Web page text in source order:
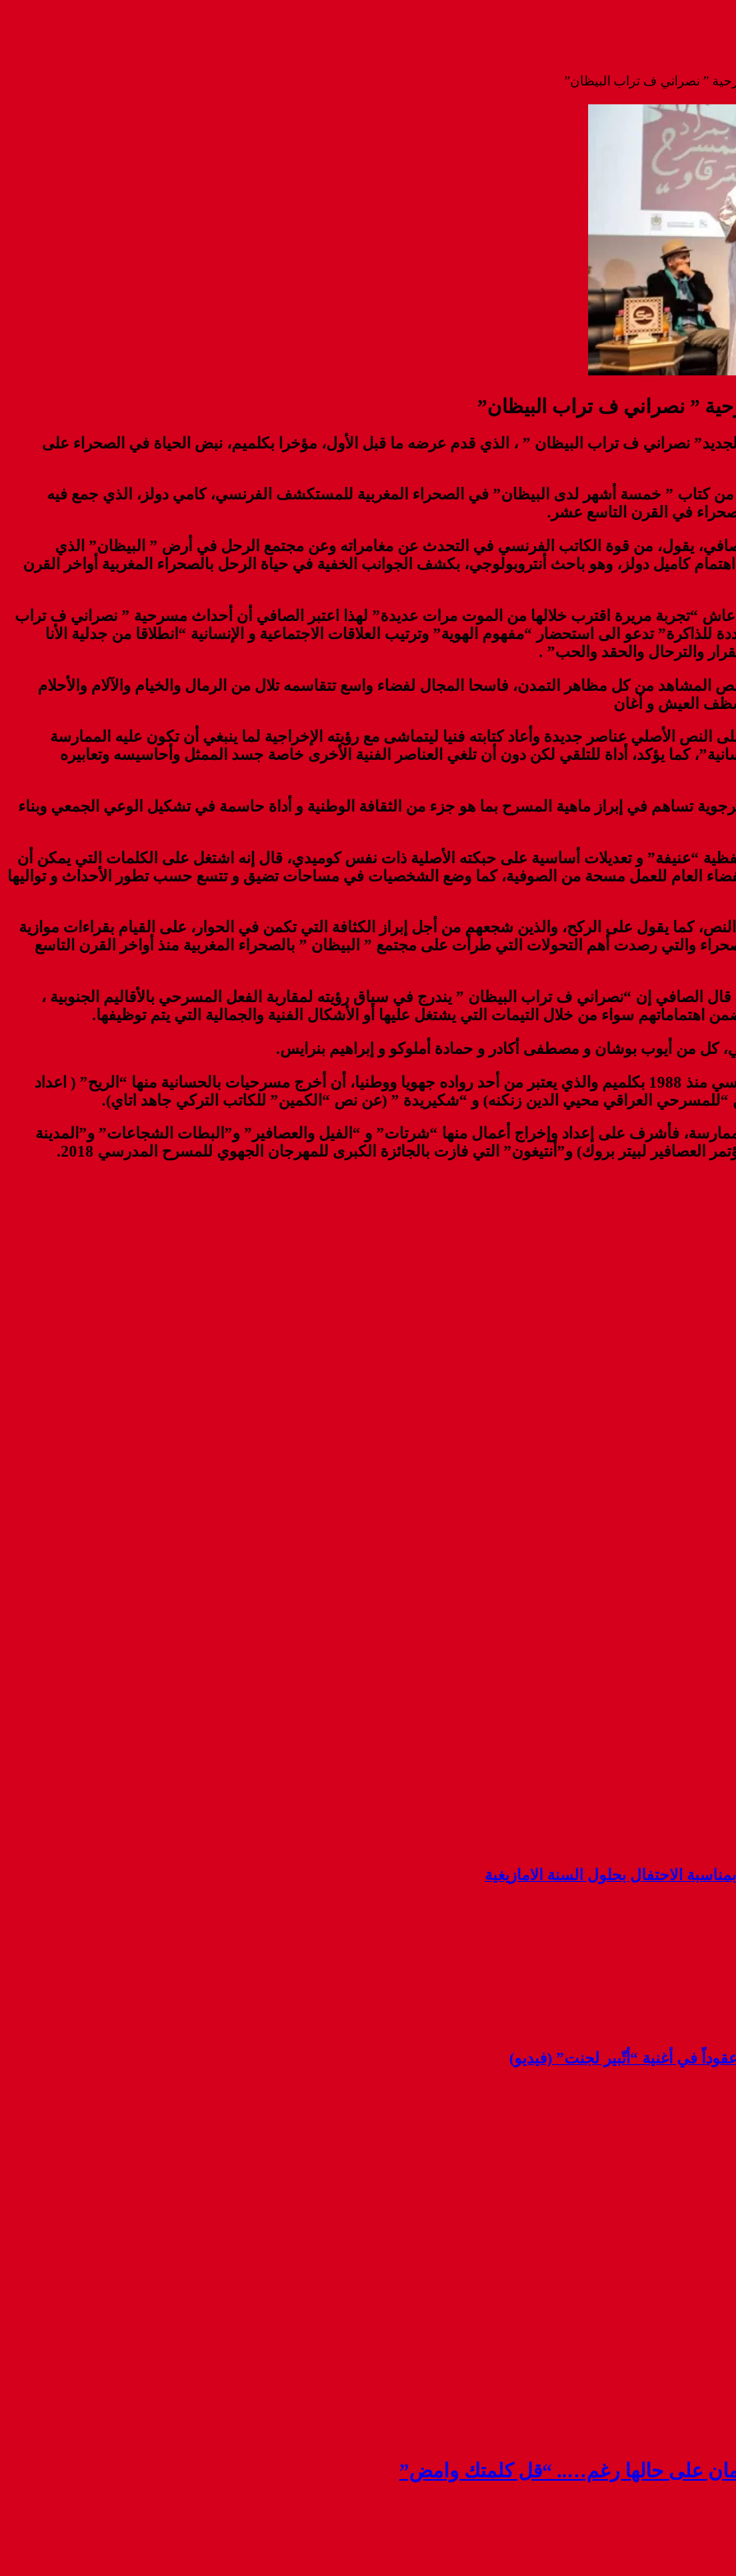
” نصراني ف تراب البيظان”
” نصراني ف تراب البيظان”
نصراني ف تراب البيظان ” ، الذي قدم عرضه ما قبل الأول، مؤخرا بكلميم، نبض الحياة في الصحراء على
كتاب ” خمسة أشهر لدى البيظان” في الصحراء المغربية للمستكشف الفرنسي، كامي دولز، الذي جمع فيه
في القرن التاسع عشر.
يقول، من قوة الكاتب الفرنسي في التحدث عن مغامراته وعن مجتمع الرحل في أرض ” البيظان” الذي
كاميل دولز، وهو باحث أنتروبولوجي، بكشف الجوانب الخفية في حياة الرحل بالصحراء المغربية أواخر القرن
“تجربة مريرة اقترب خلالها من الموت مرات عديدة” لهذا اعتبر الصافي أن أحداث مسرحية ” نصراني ف تراب
تدعو الى استحضار “مفهوم الهوية” وترتيب العلاقات الاجتماعية و الإنسانية “انطلاقا من جدلية الأنا
والترحال والحقد والحب” .
من كل مظاهر التمدن، فاسحا المجال لفضاء واسع تتقاسمه تلال من الرمال والخيام والآلام والأحلام
العيش و أغان
الأصلي عناصر جديدة وأعاد كتابته فنيا ليتماشى مع رؤيته الإخراجية لما ينبغي أن تكون عليه الممارسة
كما يؤكد، أداة للتلقي لكن دون أن تلغي العناصر الفنية الأخرى خاصة جسد الممثل وأحاسيسه وتعابيره
تساهم في إبراز ماهية المسرح بما هو جزء من الثقافة الوطنية و أداة حاسمة في تشكيل الوعي الجمعي وبناء
“عنيفة” و تعديلات أساسية على حبكته الأصلية ذات نفس كوميدي، قال إنه اشتغل على الكلمات التي يمكن أن
العام للعمل مسحة من الصوفية، كما وضع الشخصيات في مساحات تضيق و تتسع حسب تطور الأحداث و تواليها
كما يقول على الركح، والذين شجعهم من أجل إبراز الكثافة التي تكمن في الحوار، على القيام بقراءات موازية
والتي رصدت أهم التحولات التي طرأت على مجتمع ” البيظان ” بالصحراء المغربية منذ أواخر القرن التاسع
الصافي إن “نصراني ف تراب البيظان ” يندرج في سياق رؤيته لمقاربة الفعل المسرحي بالأقاليم الجنوبية ،
سواء من خلال التيمات التي يشتغل عليها أو الأشكال الفنية والجمالية التي يتم توظيفها.
كل من أيوب بوشان و مصطفى أكادر و حمادة أملوكو و إبراهيم بنرايس.
وسبق للصافي ، الذي راكم تجربة مهمة في المسرح المدرسي منذ 1988 بكلميم والذي يعتبر من أحد رواده جهويا ووطنيا، أن أخرج مسرحيات بالحسانية منها “الريح” ( اعداد
العراقي محيي الدين زنكنه) و “شكيريدة ” (عن نص “الكمين” للكاتب التركي جاهد اتاي).
فأشرف على إعداد وإخراج أعمال منها “شرتات” و “الفيل والعصافير” و”البطات الشجاعات” و”المدينة
لبيتر بروك) و”أنتيغون” التي فازت بالجائزة الكبرى للمهرجان الجهوي للمسرح المدرسي 2018.
الاحتفال بحلول السنة الامازيغية
في أغنية “أتّبير لجنت” (فيديو)
على حالها رغم….. “قل كلمتك وامض”